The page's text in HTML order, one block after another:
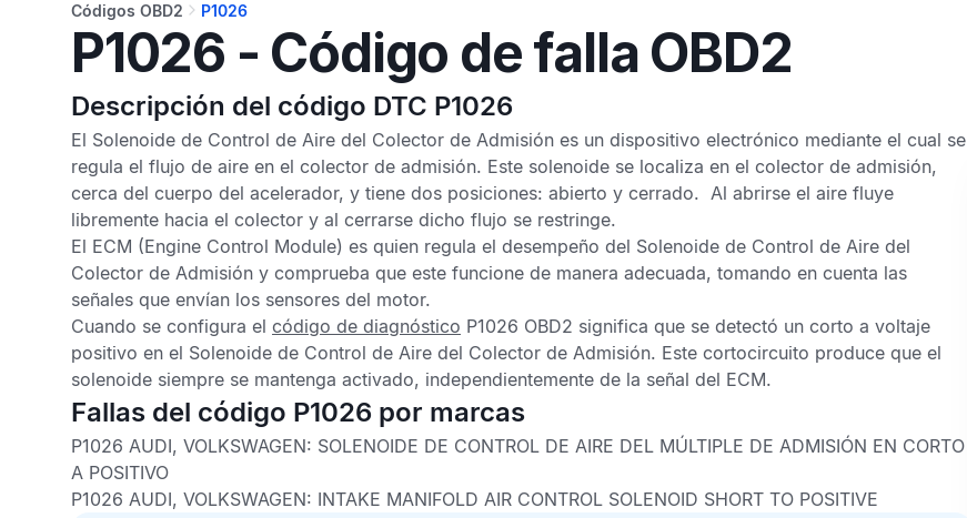
Códigos OBD2 P1026
P1026 - Código de falla OBD2
Descripción del código DTC P1026
El Solenoide de Control de Aire del Colector de Admisión es un dispositivo electrónico mediante el cual se
regula el flujo de aire en el colector de admisión. Este solenoide se localiza en el colector de admisión,
cerca del cuerpo del acelerador, y tiene dos posiciones: abierto y cerrado. Al abrirse el aire fluye
libremente hacia el colector y al cerrarse dicho flujo se restringe.
El ECM (Engine Control Module) es quien regula el desempeño del Solenoide de Control de Aire del
Colector de Admisión y comprueba que este funcione de manera adecuada, tomando en cuenta las
señales que envían los sensores del motor.
Cuando se configura el código de diagnóstico P1026 OBD2 significa que se detectó un corto a voltaje
positivo en el Solenoide de Control de Aire del Colector de Admisión. Este cortocircuito produce que el
solenoide siempre se mantenga activado, independientemente de la señal del ECM.
Fallas del código P1026 por marcas
P1026 AUDI, VOLKSWAGEN: SOLENOIDE DE CONTROL DE AIRE DEL MÚLTIPLE DE ADMISIÓN EN CORTO
A POSITIVO
P1026 AUDI, VOLKSWAGEN: INTAKE MANIFOLD AIR CONTROL SOLENOID SHORT TO POSITIVE